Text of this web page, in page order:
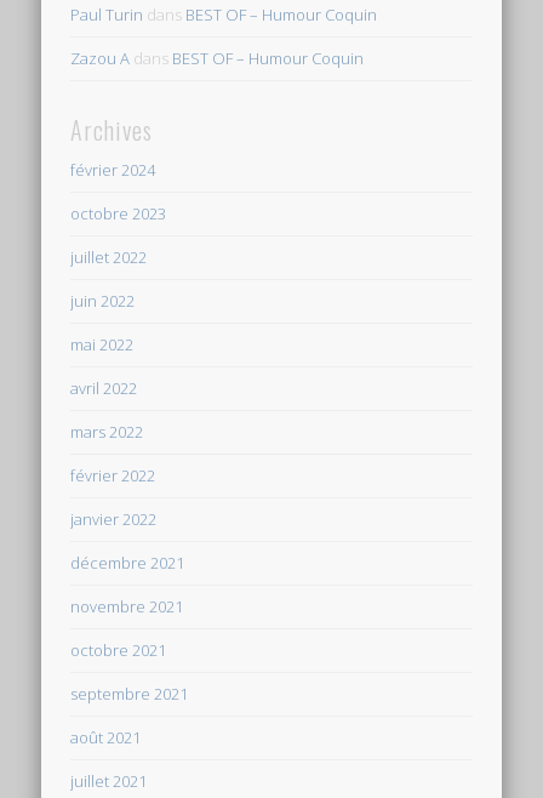
Paul Turin dans BEST OF – Humour Coquin
Zazou A dans BEST OF – Humour Coquin
Archives
février 2024
octobre 2023
juillet 2022
juin 2022
mai 2022
avril 2022
mars 2022
février 2022
janvier 2022
décembre 2021
novembre 2021
octobre 2021
septembre 2021
août 2021
juillet 2021